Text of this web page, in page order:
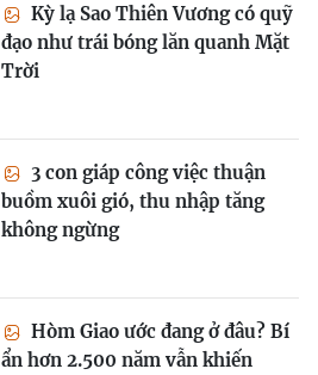
Kỳ lạ Sao Thiên Vương có quỹ
đạo như trái bóng lăn quanh Mặt
Trời
3 con giáp công việc thuận
buồm xuôi gió, thu nhập tăng
không ngừng
Hòm Giao ước đang ở đâu? Bí
ẩn hơn 2.500 năm vẫn khiến